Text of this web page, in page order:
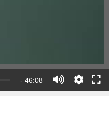
- 46:08